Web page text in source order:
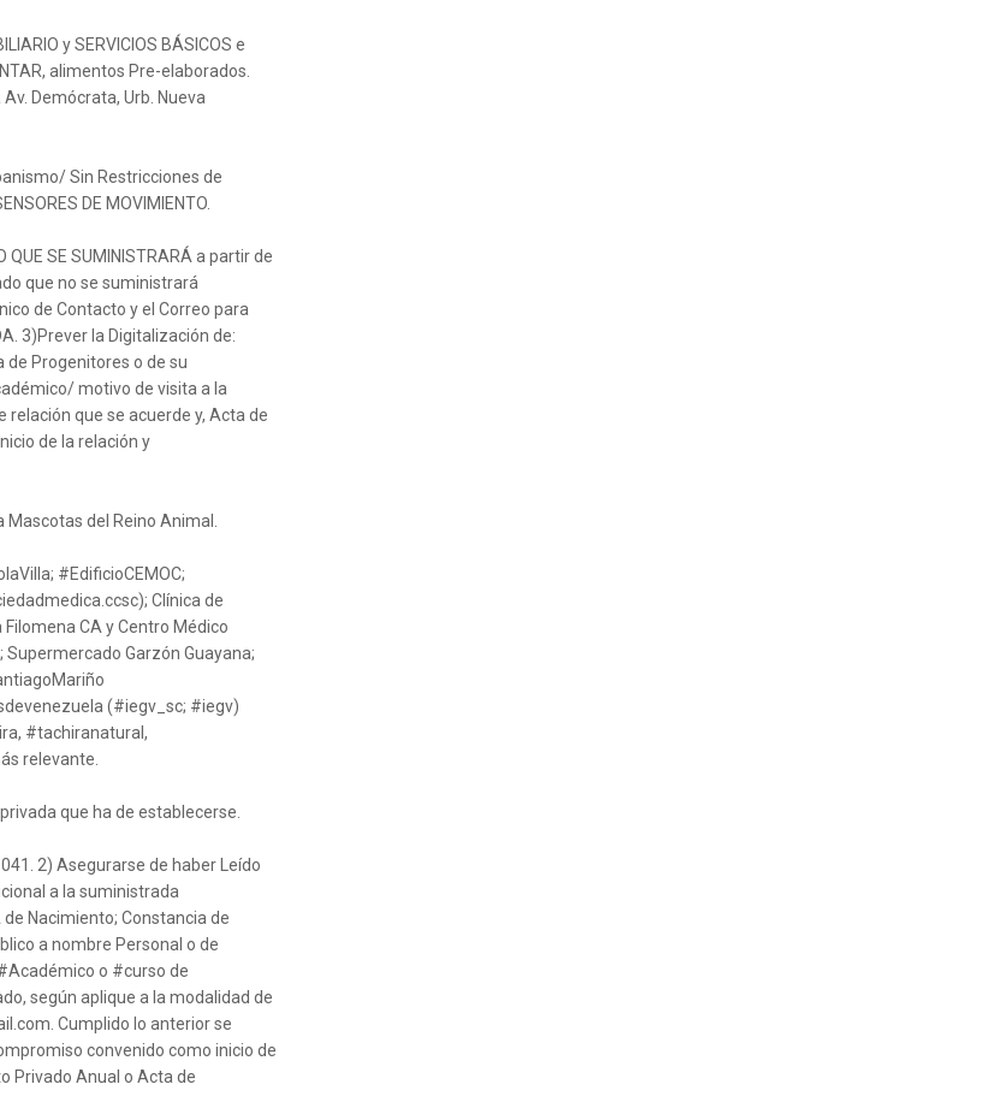
y SERVICIOS BÁSICOS e
alimentos Pre-elaborados.
Demócrata, Urb. Nueva
Sin Restricciones de
DE MOVIMIENTO.
QUE SE SUMINISTRARÁ a partir de
que no se suministrará
de Contacto y el Correo para
3)Prever la Digitalización de:
de Progenitores o de su
motivo de visita a la
relación que se acuerde y, Acta de
de la relación y
del Reino Animal.
#EdificioCEMOC;
Clínica de
CA y Centro Médico
Garzón Guayana;
(#iegv_sc; #iegv)
#tachiranatural,
relevante.
que ha de establecerse.
2) Asegurarse de haber Leído
a la suministrada
Nacimiento; Constancia de
a nombre Personal o de
#Académico o #curso de
según aplique a la modalidad de
Cumplido lo anterior se
convenido como inicio de
Privado Anual o Acta de